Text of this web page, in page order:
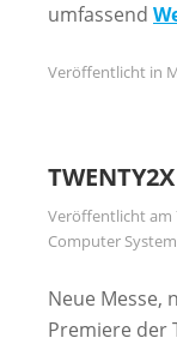
umfassend
Veröffentlicht in
Veröffentlicht am
Computer
Neue Messe,
Premiere der